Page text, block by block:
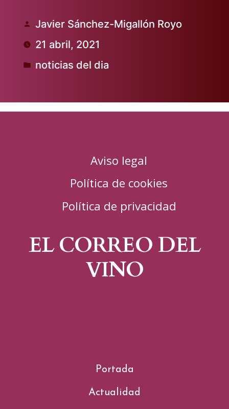
Publicado
por
Javier Sánchez-Migallón Royo
21 abril, 2021
Publicado
noticias del dia
Aviso legal
Política de cookies
Política de privacidad
EL CORREO DEL
VINO
Portada
Actualidad